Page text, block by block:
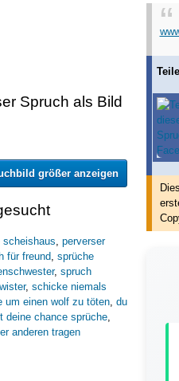
Spruch als Bild
größer anzeigen
scheishaus perverser
für freund, sprüche
, spruch
, schicke niemals
um einen wolf zu töten, du
deine chance sprüche,
anderen tragen
Teile